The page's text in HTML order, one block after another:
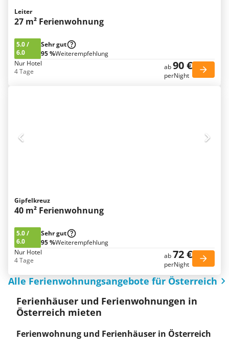
Leiter
27 m² Ferienwohnung
5.0/
6.0
Sehr gut
95 %Weiterempfehlung
Nur Hotel
4 Tage
ab90 €
perNight
Gipfelkreuz
40 m² Ferienwohnung
5.0/
6.0
Sehr gut
95 %Weiterempfehlung
Nur Hotel
4 Tage
ab72 €
perNight
Alle Ferienwohnungsangebote für Österreich
Ferienhäuser und Ferienwohnungen in
Österreich mieten
Ferienwohnung und Ferienhäuser in Österreich